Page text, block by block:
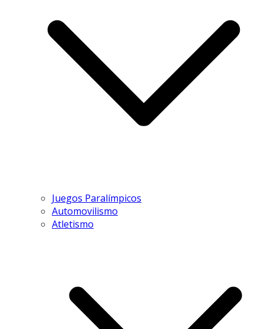
Juegos Paralímpicos
Automovilismo
Atletismo